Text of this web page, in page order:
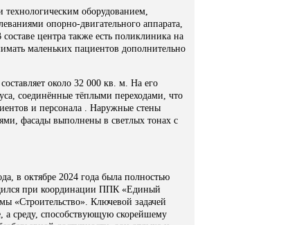
оборудованием,
опорно-двигательного аппарата,
центра также есть поликлиника на
маленьких пациентов дополнительно
около 32 000 кв. м. На его
соединённые тёплыми переходами, что
и персонала . Наружные стены
фасады выполнены в светлых тонах с
в октябре 2024 года была полностью
при координации ППК «Единый
«Строительство». Ключевой задачей
а среду, способствующую скорейшему